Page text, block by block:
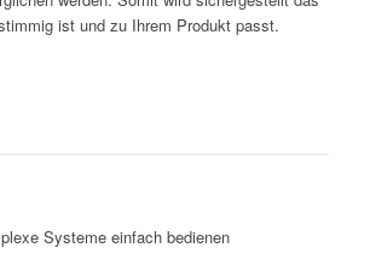
ist und zu Ihrem Produkt passt.
Systeme einfach bedienen